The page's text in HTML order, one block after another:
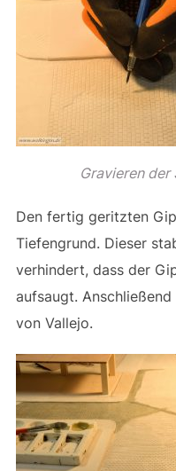
Gravieren der
Den fertig geritzten
Tiefengrund. Dieser
verhindert, dass der
aufsaugt.
von Vallejo.